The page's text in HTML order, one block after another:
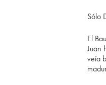
Sólo
El
Juan
veía